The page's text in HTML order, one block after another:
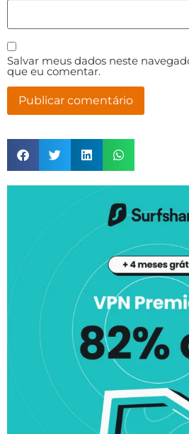
Salvar meus dados neste
que eu comentar.